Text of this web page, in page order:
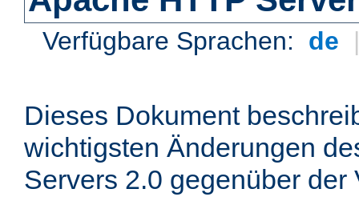
Verfügbare Sprachen: de
Dieses Dokument
wichtigsten Änderungen
Servers 2.0 gegenüber der